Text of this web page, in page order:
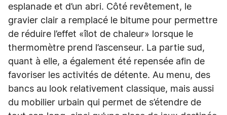
esplanade et d’un abri. Côté revêtement, le
gravier clair a remplacé le bitume pour permettre
de réduire l’effet «îlot de chaleur» lorsque le
thermomètre prend l’ascenseur. La partie sud,
quant à elle, a également été repensée afin de
favoriser les activités de détente. Au menu, des
bancs au look relativement classique, mais aussi
du mobilier urbain qui permet de s’étendre de